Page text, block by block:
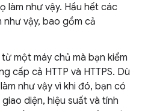
làm như vậy. Hầu hết các
vậy, bao gồm cả
một máy chủ mà bạn kiểm
cấp cả HTTP và HTTPS. Dù
như vậy vì khi đó, bạn có
diện, hiệu suất và tính